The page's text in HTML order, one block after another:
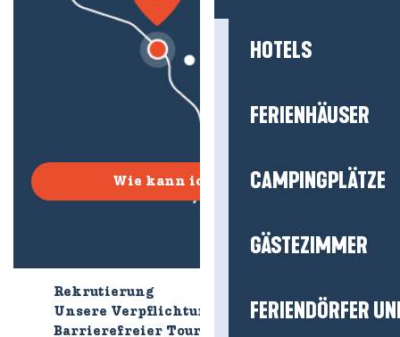
HOTELS
FERIENHÄUSER
CAMPINGPLÄTZE
GÄSTEZIMMER
FERIENDÖRFER
Wie kann ich kommen?
Rekrutierung
Unsere Verpflichtungen
Barrierefreier Tourismus